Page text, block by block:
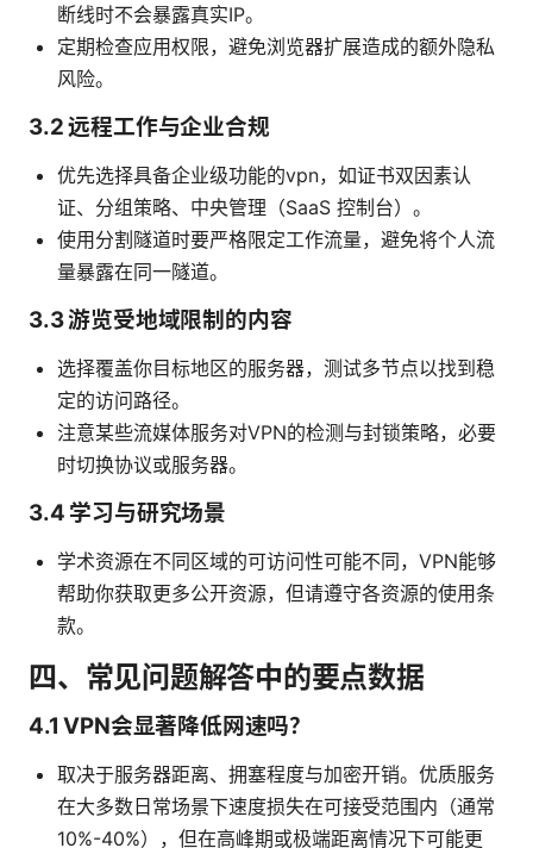
断线时不会暴露真实IP。
定期检查应用权限，避免浏览器扩展造成的额外隐私
风险。
3.2 远程工作与企业合规
优先选择具备企业级功能的vpn，如证书双因素认
证、分组策略、中央管理（SaaS 控制台）。
使用分割隧道时要严格限定工作流量，避免将个人流
量暴露在同一隧道。
3.3 游览受地域限制的内容
选择覆盖你目标地区的服务器，测试多节点以找到稳
定的访问路径。
注意某些流媒体服务对VPN的检测与封锁策略，必要
时切换协议或服务器。
3.4 学习与研究场景
学术资源在不同区域的可访问性可能不同，VPN能够
帮助你获取更多公开资源，但请遵守各资源的使用条
款。
四、常见问题解答中的要点数据
4.1 VPN会显著降低网速吗？
取决于服务器距离、拥塞程度与加密开销。优质服务
在大多数日常场景下速度损失在可接受范围内（通常
10%-40%），但在高峰期或极端距离情况下可能更